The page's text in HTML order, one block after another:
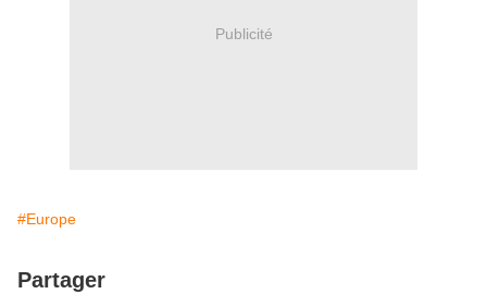
Publicité
#Europe
Partager